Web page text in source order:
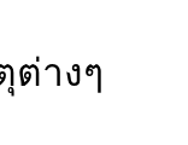
ต่างๆ